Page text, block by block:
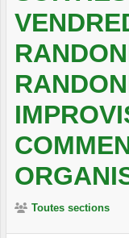
Toutes sections